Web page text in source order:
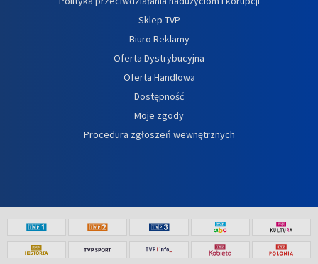
Sklep TVP
Biuro Reklamy
Oferta Dystrybucyjna
Oferta Handlowa
Dostępność
Moje zgody
Procedura zgłoszeń wewnętrznych